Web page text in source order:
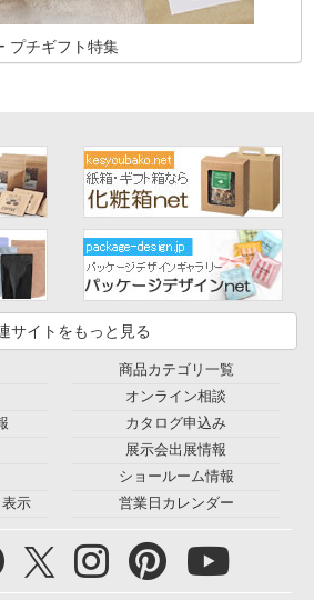
プチギフト特集
サイトをもっと見る
示
商品カテゴリ一覧
オンライン相談
カタログ申込み
展示会出展情報
ショールーム情報
営業日カレンダー